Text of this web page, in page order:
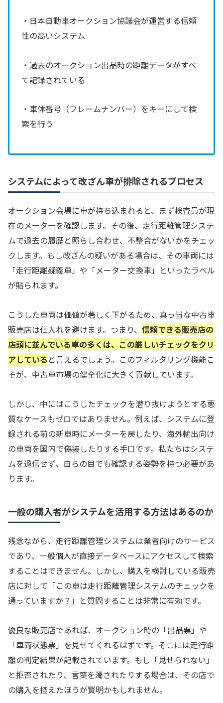
・日本自動車オークション協議会が運営する信頼
性の高いシステム
・過去のオークション出品時の距離データがすべ
て記録されている
・車体番号（フレームナンバー）をキーにして検
索を行う
システムによって改ざん車が排除されるプロセス
オークション会場に車が持ち込まれると、まず検査員が現
在のメーターを確認します。その後、走行距離管理システ
ムで過去の履歴と照らし合わせ、不整合がないかをチェッ
クします。もし改ざんの疑いがある場合は、その車両には
「走行距離疑義車」や「メーター交換車」といったラベル
が貼られます。
こうした車両は価値が著しく下がるため、真っ当な中古車
販売店は仕入れを避けます。つまり、 信頼できる販売店の
店頭に並んでいる車の多くは、この厳しいチェックをクリ
アしている と言えるでしょう。このフィルタリング機能こ
そが、中古車市場の健全化に大きく貢献しています。
しかし、中にはこうしたチェックを潜り抜けようとする悪
質なケースもゼロではありません。例えば、システムに登
録される前の新車時にメーターを戻したり、海外輸出向け
の車両を国内で偽装したりする手口です。私たちはシステ
ムを過信せず、自らの目でも確認する姿勢を持つ必要があ
ります。
一般の購入者がシステムを活用する方法はあるのか
残念ながら、走行距離管理システムは業者向けのサービス
であり、一般個人が直接データベースにアクセスして検索
することはできません。しかし、購入を検討している販売
店に対して「この車は走行距離管理システムのチェックを
通っていますか？」と質問することは非常に有効です。
優良な販売店であれば、オークション時の「出品票」や
「車両状態票」を見せてくれるはずです。そこには走行距
離の判定結果が記載されています。もし「見せられない」
と拒否されたり、言葉を濁されたりする場合は、その店で
の購入を控えたほうが賢明かもしれません。